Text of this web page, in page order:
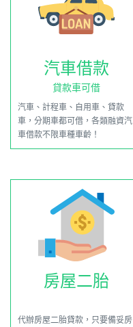
汽車借款
貸款車可借
汽車、計程車、自用車、貸款
車，分期車都可借，各類融資汽
車借款不限車種車齡！
房屋二胎
代辦房屋二胎貸款，只要備妥房